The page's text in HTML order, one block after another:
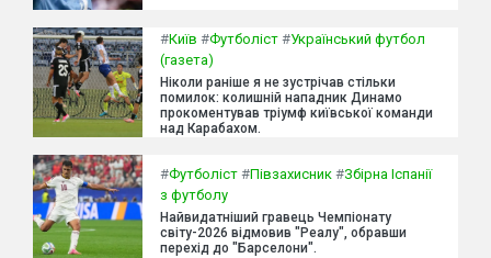
#Київ #Футболіст #Український футбол
(газета)
Ніколи раніше я не зустрічав стільки
помилок: колишній нападник Динамо
прокоментував тріумф київської команди
над Карабахом.
#Футболіст #Півзахисник #Збірна Іспанії
з футболу
Найвидатніший гравець Чемпіонату
світу-2026 відмовив "Реалу", обравши
перехід до "Барселони".